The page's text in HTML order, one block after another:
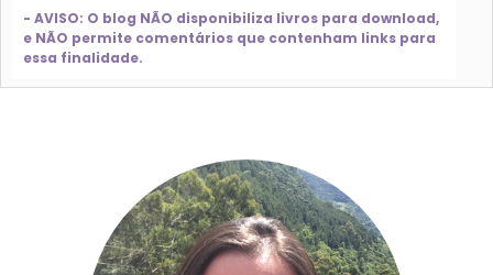
- AVISO: O blog NÃO disponibiliza livros para download,
e NÃO permite comentários que contenham links para
essa finalidade.